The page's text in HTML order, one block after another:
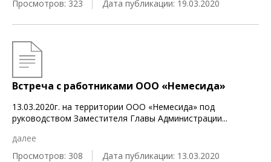
Просмотров: 323
Дата публикации: 19.03.2020
Встреча с работниками ООО «Немесида»
13.03.2020г. на территории ООО «Немесида» под
руководством Заместителя Главы Администрации...
далее
Просмотров: 308
Дата публикации: 13.03.2020